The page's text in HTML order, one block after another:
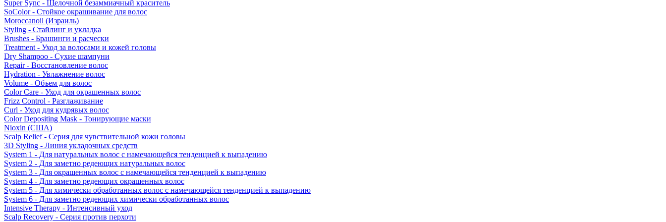
Super Sync - Щелочной безаммиачный краситель
SoColor - Стойкое окрашивание для волос
Moroccanoil (Израиль)
Styling - Стайлинг и укладка
Brushes - Брашинги и расчески
Treatment - Уход за волосами и кожей головы
Dry Shampoo - Сухие шампуни
Repair - Восстановление волос
Hydration - Увлажнение волос
Volume - Объем для волос
Color Care - Уход для окрашенных волос
Frizz Control - Разглаживание
Curl - Уход для кудрявых волос
Color Depositing Mask - Тонирующие маски
Nioxin (США)
Scalp Relief - Серия для чувствительной кожи головы
3D Styling - Линия укладочных средств
System 1 - Для натуральных волос с намечающейся тенденцией к выпадению
System 2 - Для заметно редеющих натуральных волос
System 3 - Для окрашенных волос с намечающейся тенденцией к выпадению
System 4 - Для заметно редеющих окрашенных волос
System 5 - Для химически обработанных волос с намечающейся тенденцией к выпадению
System 6 - Для заметно редеющих химически обработанных волос
Intensive Therapy - Интенсивный уход
Scalp Recovery - Серия против перхоти